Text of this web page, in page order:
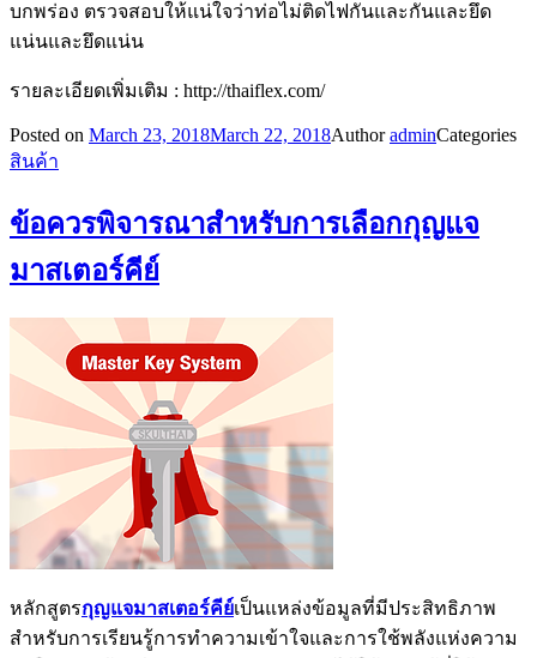
บกพร่อง ตรวจสอบให้แน่ใจว่าท่อไม่ติดไฟกันและกันและยึด
แน่นและยึดแน่น
รายละเอียดเพิ่มเติม : http://thaiflex.com/
Posted on March 23, 2018March 22, 2018AuthoradminCategories
สินค้า
ข้อควรพิจารณาสำหรับการเลือกกุญแจ
มาสเตอร์คีย์
หลักสูตรกุญแจมาสเตอร์คีย์เป็นแหล่งข้อมูลที่มีประสิทธิภาพ
สำหรับการเรียนรู้การทำความเข้าใจและการใช้พลังแห่งความ